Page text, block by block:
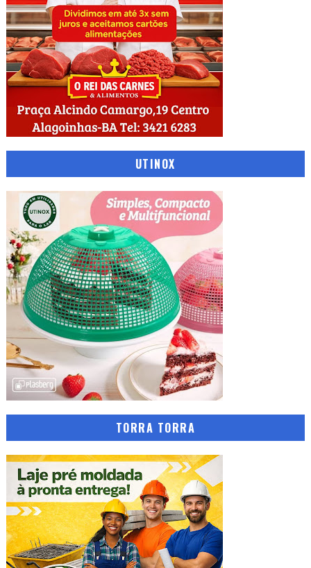
UTINOX
TORRA TORRA